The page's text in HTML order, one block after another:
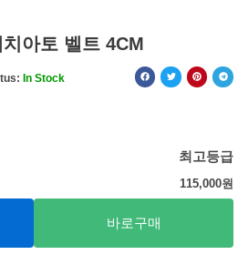
아토 벨트 4CM
In Stock
최고등급
115,000원
바로구매